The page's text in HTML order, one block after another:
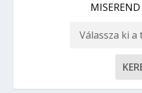
MISEREND